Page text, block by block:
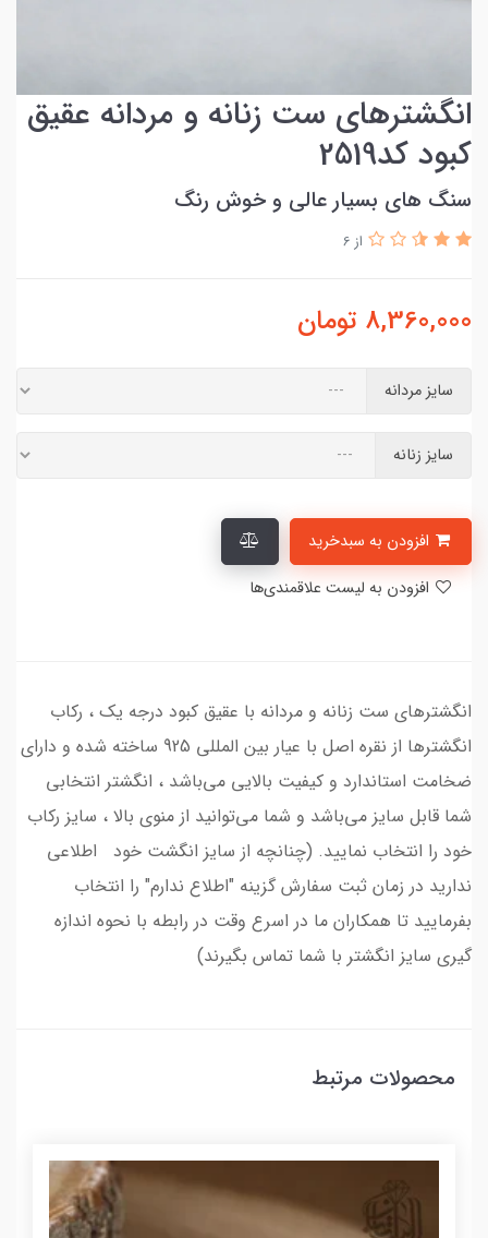
انگشترهای ست زنانه و مردانه عقیق
کبود کد2519
سنگ های بسیار عالی و خوش رنگ
از 6
8,360,000 تومان
سایز مردانه
سایز زنانه
انگشترهای ست زنانه و مردانه با عقیق کبود درجه یک ، رکاب
انگشترها از نقره اصل با عیار بین المللی 925 ساخته شده و دارای
ضخامت استاندارد و کیفیت بالایی می‌باشد ، انگشتر انتخابی
شما قابل سایز می‌باشد و شما می‌توانید از منوی بالا ، سایز رکاب
خود را انتخاب نمایید. (چنانچه از سایز انگشت خود اطلاعی
ندارید در زمان ثبت سفارش گزینه "اطلاع ندارم" را انتخاب
بفرمایید تا همکاران ما در اسرع وقت در رابطه با نحوه اندازه
گیری سایز انگشتر با شما تماس بگیرند)
محصولات مرتبط